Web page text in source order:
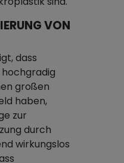
VON
dass
großen
haben,
zur
durch
wirkungslos